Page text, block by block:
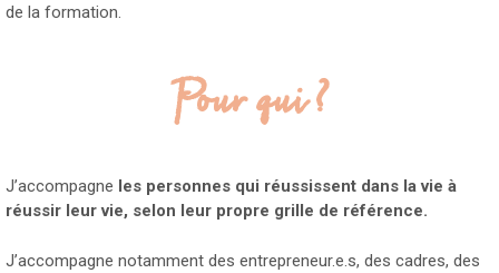
de la formation.
Pour qui ?
J’accompagne les personnes qui réussissent dans la vie à
réussir leur vie, selon leur propre grille de référence.
J’accompagne notamment des entrepreneur.e.s, des cadres, des